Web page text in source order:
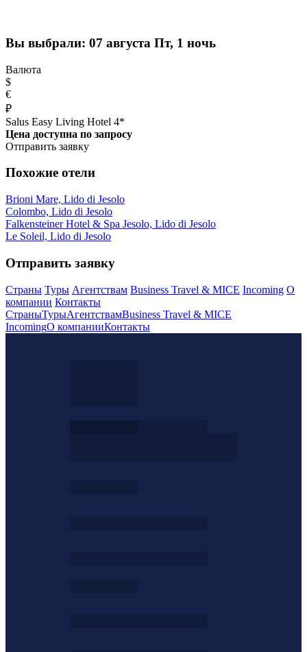
Вы выбрали: 07 августа Пт, 1 ночь
Валюта
$
€
₽
Salus Easy Living Hotel 4*
Цена доступна по запросу
Отправить заявку
Похожие отели
Brioni Mare, Lido di Jesolo
Colombo, Lido di Jesolo
Falkensteiner Hotel & Spa Jesolo, Lido di Jesolo
Le Soleil, Lido di Jesolo
Отправить заявку
Страны Туры Агентствам Business Travel & MICE Incoming О
компании Контакты
СтраныТурыАгентствамBusiness Travel & MICE
IncomingО компанииКонтакты